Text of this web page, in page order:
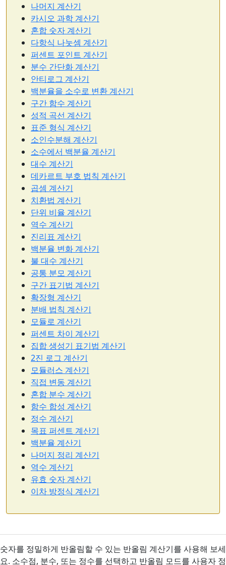
나머지 계산기
카시오 과학 계산기
혼합 숫자 계산기
다항식 나눗셈 계산기
퍼센트 포인트 계산기
분수 간단화 계산기
안티로그 계산기
백분율을 소수로 변환 계산기
구간 함수 계산기
성적 곡선 계산기
표준 형식 계산기
소인수분해 계산기
소수에서 백분율 계산기
대수 계산기
데카르트 부호 법칙 계산기
곱셈 계산기
치환법 계산기
단위 비율 계산기
역수 계산기
진리표 계산기
백분율 변화 계산기
불 대수 계산기
공통 분모 계산기
구간 표기법 계산기
확장형 계산기
분배 법칙 계산기
모듈로 계산기
퍼센트 차이 계산기
집합 생성기 표기법 계산기
2진 로그 계산기
모듈러스 계산기
직접 변동 계산기
혼합 분수 계산기
함수 합성 계산기
정수 계산기
목표 퍼센트 계산기
백분율 계산기
나머지 정리 계산기
역수 계산기
유효 숫자 계산기
이차 방정식 계산기
숫자를 정밀하게 반올림할 수 있는 반올림 계산기를 사용해 보세
요. 소수점, 분수, 또는 정수를 선택하고 반올림 모드를 사용자 정